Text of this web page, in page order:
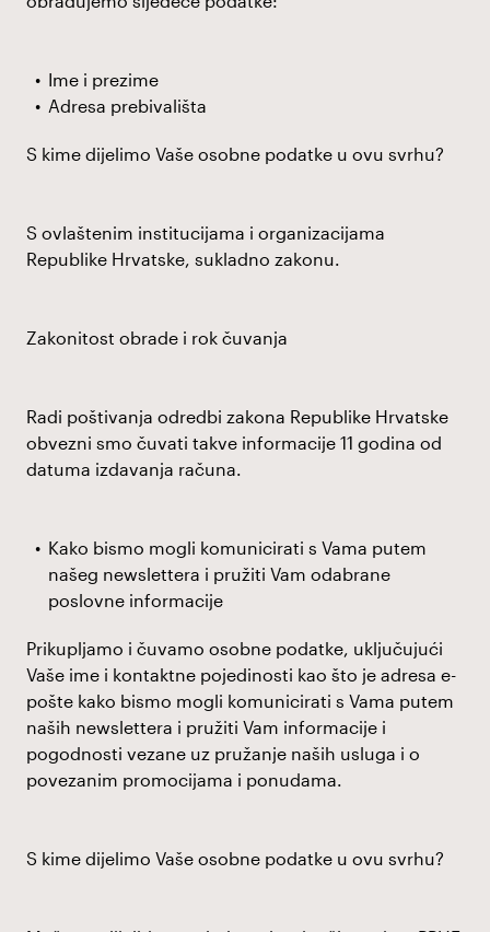
Ime i prezime
Adresa prebivališta
S kime dijelimo Vaše osobne podatke u ovu svrhu?
S ovlaštenim institucijama i organizacijama
Republike Hrvatske, sukladno zakonu.
Zakonitost obrade i rok čuvanja
Radi poštivanja odredbi zakona Republike Hrvatske
obvezni smo čuvati takve informacije 11 godina od
datuma izdavanja računa.
Kako bismo mogli komunicirati s Vama putem
našeg newslettera i pružiti Vam odabrane
poslovne informacije
Prikupljamo i čuvamo osobne podatke, uključujući
Vaše ime i kontaktne pojedinosti kao što je adresa e-
pošte kako bismo mogli komunicirati s Vama putem
naših newslettera i pružiti Vam informacije i
pogodnosti vezane uz pružanje naših usluga i o
povezanim promocijama i ponudama.
S kime dijelimo Vaše osobne podatke u ovu svrhu?